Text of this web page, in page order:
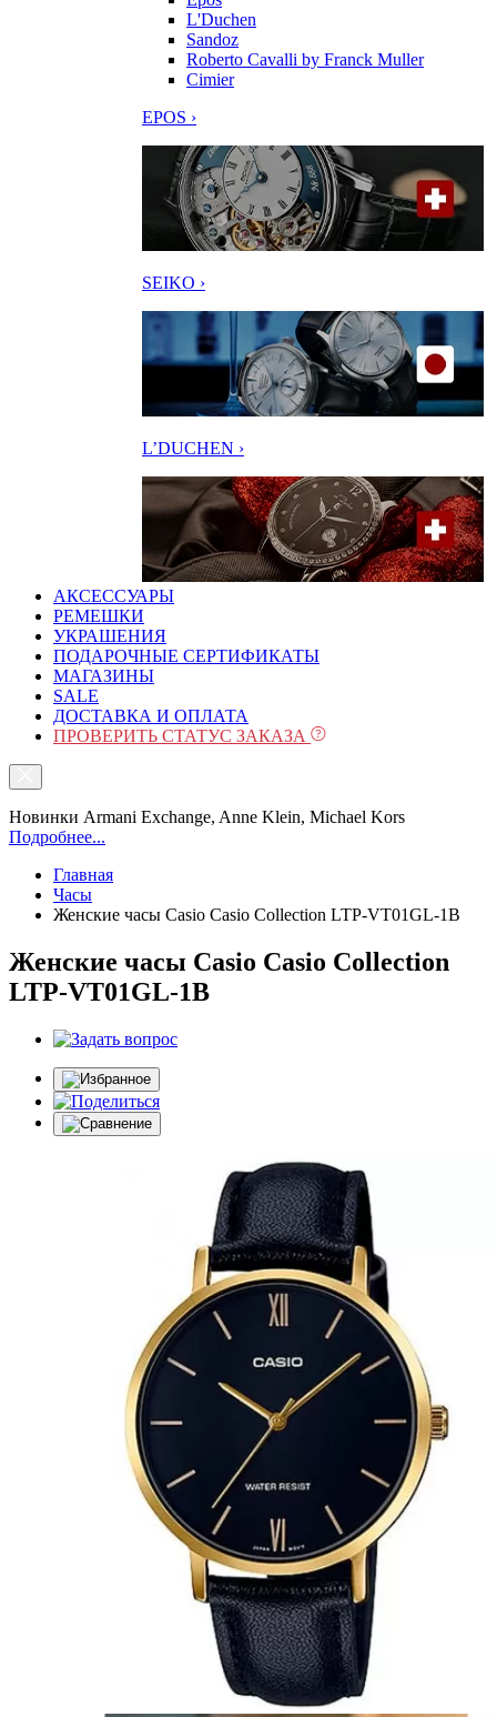
L'Duchen
Sandoz
Roberto Cavalli by Franck Muller
Cimier
EPOS ›
SEIKO ›
L’DUCHEN ›
АКСЕССУАРЫ
РЕМЕШКИ
УКРАШЕНИЯ
ПОДАРОЧНЫЕ СЕРТИФИКАТЫ
МАГАЗИНЫ
SALE
ДОСТАВКА И ОПЛАТА
ПРОВЕРИТЬ СТАТУС ЗАКАЗА
Новинки Armani Exchange, Anne Klein, Michael Kors
Подробнее...
Главная
Часы
Женские часы Casio Casio Collection LTP-VT01GL-1B
Женские часы Casio Casio Collection
LTP-VT01GL-1B